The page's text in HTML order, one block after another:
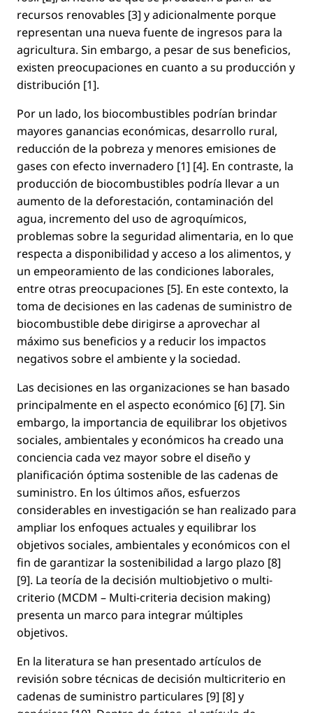
recursos renovables [3] y adicionalmente porque
representan una nueva fuente de ingresos para la
agricultura. Sin embargo, a pesar de sus beneﬁcios,
existen preocupaciones en cuanto a su producción y
distribución [1].
Por un lado, los biocombustibles podrían brindar
mayores ganancias económicas, desarrollo rural,
reducción de la pobreza y menores emisiones de
gases con efecto invernadero [1] [4]. En contraste, la
producción de biocombustibles podría llevar a un
aumento de la deforestación, contaminación del
agua, incremento del uso de agroquímicos,
problemas sobre la seguridad alimentaria, en lo que
respecta a disponibilidad y acceso a los alimentos, y
un empeoramiento de las condiciones laborales,
entre otras preocupaciones [5]. En este contexto, la
toma de decisiones en las cadenas de suministro de
biocombustible debe dirigirse a aprovechar al
máximo sus beneﬁcios y a reducir los impactos
negativos sobre el ambiente y la sociedad.
Las decisiones en las organizaciones se han basado
principalmente en el aspecto económico [6] [7]. Sin
embargo, la importancia de equilibrar los objetivos
sociales, ambientales y económicos ha creado una
conciencia cada vez mayor sobre el diseño y
planiﬁcación óptima sostenible de las cadenas de
suministro. En los últimos años, esfuerzos
considerables en investigación se han realizado para
ampliar los enfoques actuales y equilibrar los
objetivos sociales, ambientales y económicos con el
ﬁn de garantizar la sostenibilidad a largo plazo [8]
[9]. La teoría de la decisión multiobjetivo o multi-
criterio (MCDM – Multi-criteria decision making)
presenta un marco para integrar múltiples
objetivos.
En la literatura se han presentado artículos de
revisión sobre técnicas de decisión multicriterio en
cadenas de suministro particulares [9] [8] y